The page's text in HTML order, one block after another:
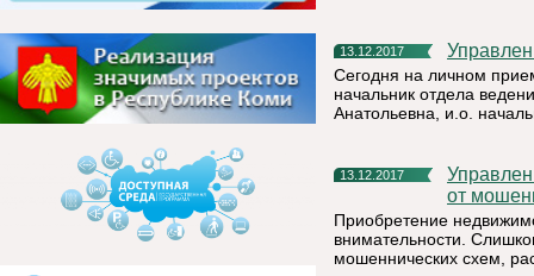
13.12.2017
Сегодня на личном
начальник отдела
Анатольевна, и.о.
13.12.2017
Управление Росреестра по Республике Коми: как уберечься
от
Приобретение
внимательности.
мошеннических схем,